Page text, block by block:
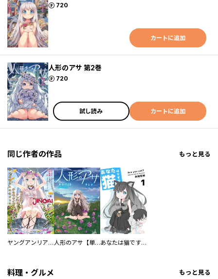
720
ポイント
カートに追加
人形のアサ 第2巻
720
ポイント
試し読み カートに追加
同じ作者の作品 もっと見る
ヤングアンリアルJINGAI 人形のアサ【単話】 あなたは猫ですか
料理・グルメ もっと見る